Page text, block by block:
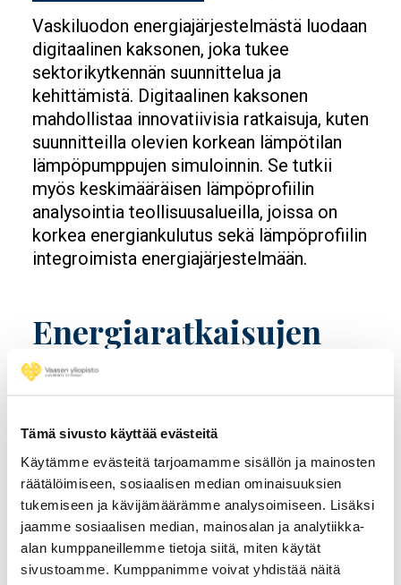
Tämä sivusto käyttää evästeitä
Käytämme evästeitä tarjoamamme sisällön ja mainosten
räätälöimiseen, sosiaalisen median ominaisuuksien
tukemiseen ja kävijämäärämme analysoimiseen. Lisäksi
jaamme sosiaalisen median, mainosalan ja analytiikka-
alan kumppaneillemme tietoja siitä, miten käytät
sivustoamme. Kumppanimme voivat yhdistää näitä
Vaskiluodon energiajärjestelmästä luodaan
digitaalinen kaksonen, joka tukee
sektorikytkennän suunnittelua ja
kehittämistä. Digitaalinen kaksonen
mahdollistaa innovatiivisia ratkaisuja, kuten
suunnitteilla olevien korkean lämpötilan
lämpöpumppujen simuloinnin. Se tutkii
myös keskimääräisen lämpöprofiilin
analysointia teollisuusalueilla, joissa on
korkea energiankulutus sekä lämpöprofiilin
integroimista energiajärjestelmään.
Energiaratkaisujen
kehittämistä
yhteistyössä
asukkaiden kanssa
Koko järjestelmätason energiamurros
vaatii asukkaiden osallistumista sekä
tarkkojen energiatehokkuusmittareiden
yhteistä hyödyntämistä.